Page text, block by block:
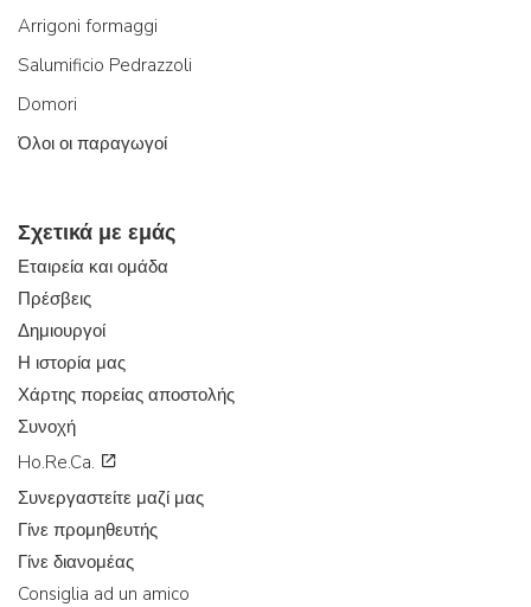
Arrigoni formaggi
Salumificio Pedrazzoli
Domori
Όλοι οι παραγωγοί
Σχετικά με εμάς
Εταιρεία και ομάδα
Πρέσβεις
Δημιουργοί
Η ιστορία μας
Χάρτης πορείας αποστολής
Συνοχή
Ho.Re.Ca.
Συνεργαστείτε μαζί μας
Γίνε προμηθευτής
Γίνε διανομέας
Consiglia ad un amico